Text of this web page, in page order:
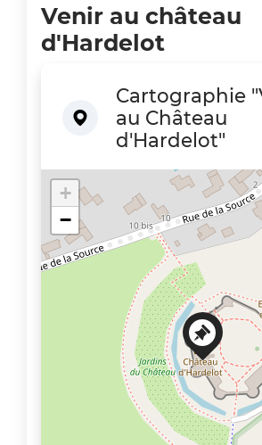
Venir au château
d'Hardelot
Cartographie
au Château
d'Hardelot"
+
−